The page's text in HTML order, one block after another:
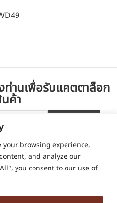
your browsing experience,
and analyze our
you consent to our use of
านเพื่อรับแคตตาล็อก
ค้า